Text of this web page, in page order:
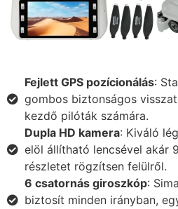
Fejlett GPS pozícionálás:
gombos biztonságos
kezdő pilóták számára.
Dupla HD kamera: Kiváló
elöl állítható lencsével akár
részletet rögzítsen felülről.
6 csatornás giroszkóp:
biztosít minden irányban,